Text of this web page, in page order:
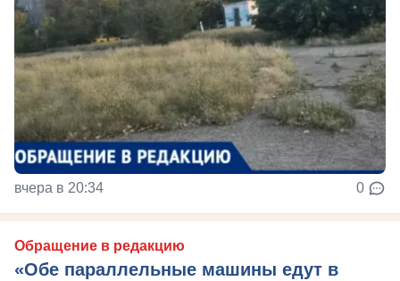
вчера в 20:34 0
Обращение в редакцию
«Обе параллельные машины едут в